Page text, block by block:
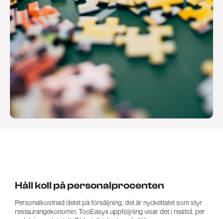
Håll koll på personalprocenten
Personalkostnad delat på försäljning, det är nyckeltalet som styr
restaurangekonomin. TooEasys uppföljning visar det i realtid, per